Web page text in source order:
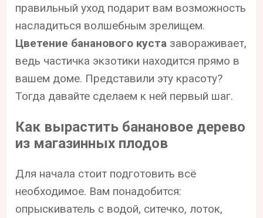
правильный уход подарит вам возможность
насладиться волшебным зрелищем.
Цветение бананового куста завораживает,
ведь частичка экзотики находится прямо в
вашем доме. Представили эту красоту?
Тогда давайте сделаем к ней первый шаг.
Как вырастить банановое дерево
из магазинных плодов
Для начала стоит подготовить всё
необходимое. Вам понадобится:
опрыскиватель с водой, ситечко, лоток,